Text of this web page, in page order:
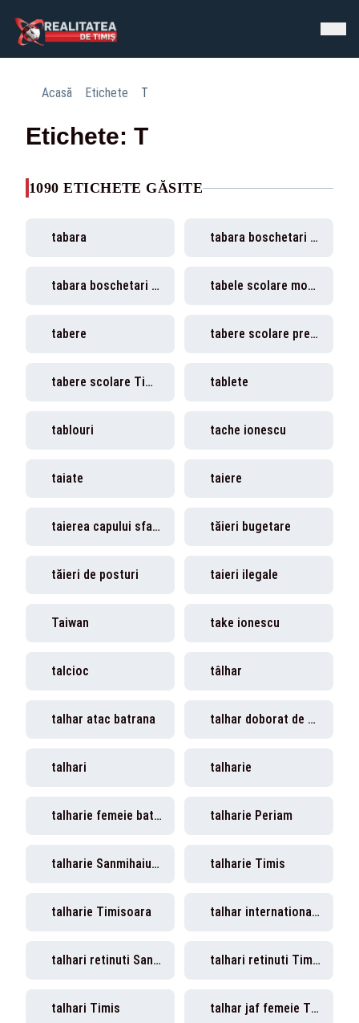
Acasă Etichete T
Etichete: T
1090 ETICHETE GĂSITE
tabara tabara boschetari desfiintata Timisoara
tabara boschetari Timisoara tabele scolare modernizate CJ Timis
tabere tabere scolare preluate de Consiliul Judetean Timis
tabere scolare Timis tablete
tablouri tache ionescu
taiate taiere
taierea capului sfantului ioan botezatorul tăieri bugetare
tăieri de posturi taieri ilegale
Taiwan take ionescu
talcioc tâlhar
talhar atac batrana talhar doborat de politist
talhari talharie
talharie femeie batuta Timis talharie Periam
talharie Sanmihaiu Roman Timis talharie Timis
talharie Timisoara talhar international prins Mosnita Veche
talhari retinuti Sannicolau mare talhari retinuti Timis
talhari Timis talhar jaf femeie Timis